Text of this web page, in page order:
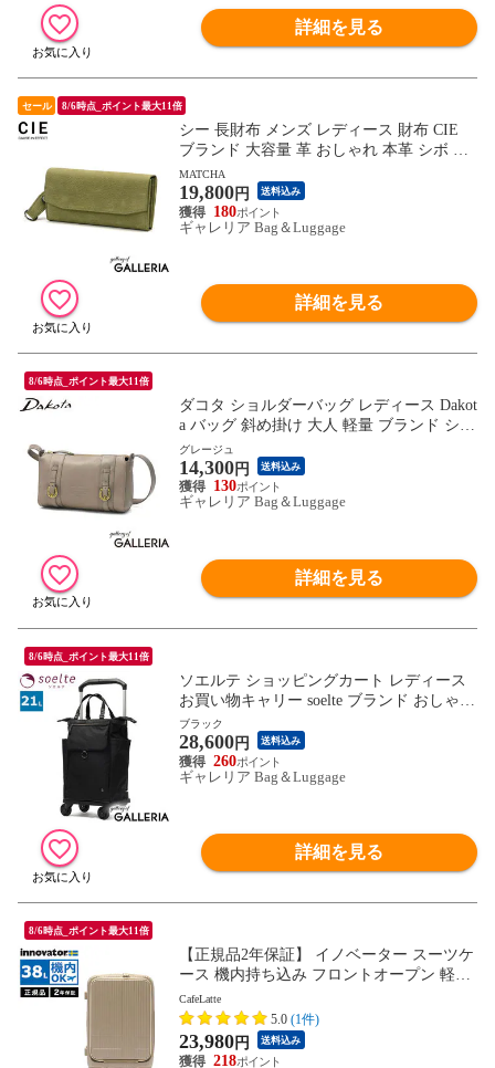
詳細を見る
セール 8/6時点_ポイント最大11倍
シー 長財布 メンズ レディース 財布 CIE
ブランド 大容量 革 おしゃれ 本革 シボ か
ぶせ長財布 かぶせ 牛本革 大人 レザー カ
ジュアル 長 フラップ サイフ 大きめ FOLK
LONG WALLET 032250
MATCHA
19,800円 送料込み
180
ギャレリア Bag＆Luggage
詳細を見る
8/6時点_ポイント最大11倍
ダコタ ショルダーバッグ レディース Dakot
a バッグ 斜め掛け 大人 軽量 ブランド ショ
ルダー コンパクト ミニ 本革 レザー 革 ミ
ニショルダーバッグ 斜めがけバッグ キュ
ーブ 1030300
グレージュ
14,300円 送料込み
130
ギャレリア Bag＆Luggage
詳細を見る
8/6時点_ポイント最大11倍
ソエルテ ショッピングカート レディース
お買い物キャリー soelte ブランド おしゃれ
トローリーバッグ キャリーカート 4輪 静
音 キャスターストッパー 横押し 前押し キ
ャリーバッグ B4 21L オートゥイユ 36002
ブラック
28,600円 送料込み
260
ギャレリア Bag＆Luggage
詳細を見る
8/6時点_ポイント最大11倍
【正規品2年保証】 イノベーター スーツケ
ース 機内持ち込み フロントオープン 軽量
innovator キャリーケース ブランド 小さめ
Sサイズ ストッパー TSAロック 3泊 4泊 38
L Extreme Journey Cabin INV50
CafeLatte
5.0 (1件)
23,980円 送料込み
218